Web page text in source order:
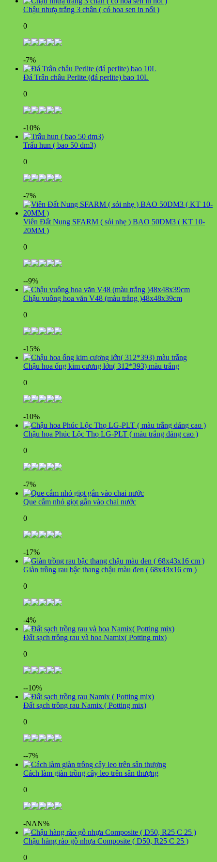
Chậu nhưạ trắng 3 chân ( có hoa sen in nổi )
0
-7%
Đá Trân châu Perlite (đá perlite) bao 10L
0
-10%
Trấu hun ( bao 50 dm3)
0
-7%
Viên Đất Nung SFARM ( sỏi nhẹ ) BAO 50DM3 ( KT 10-
20MM )
0
--9%
Chậu vuông hoa văn V48 (màu trắng )48x48x39cm
0
-15%
Chậu hoa ống kim cương lớn( 312*393) màu trắng
0
-10%
Chậu hoa Phúc Lộc Thọ LG-PLT ( màu trắng dáng cao )
0
-7%
Que cắm nhỏ giọt gắn vào chai nước
0
-17%
Giàn trồng rau bậc thang chậu màu đen ( 68x43x16 cm )
0
-4%
Đất sạch trồng rau và hoa Namix( Potting mix)
0
--10%
Đất sạch trồng rau Namix ( Potting mix)
0
--7%
Cách làm giàn trồng cây leo trên sân thượng
0
-NAN%
Chậu hàng rào gỗ nhựa Composite ( D50, R25 C 25 )
0